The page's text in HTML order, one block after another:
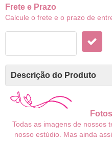
Frete e Prazo
Calcule o frete e o prazo de
Descrição do Produto
Todas as imagens de nossos
nosso estúdio. Mas ainda